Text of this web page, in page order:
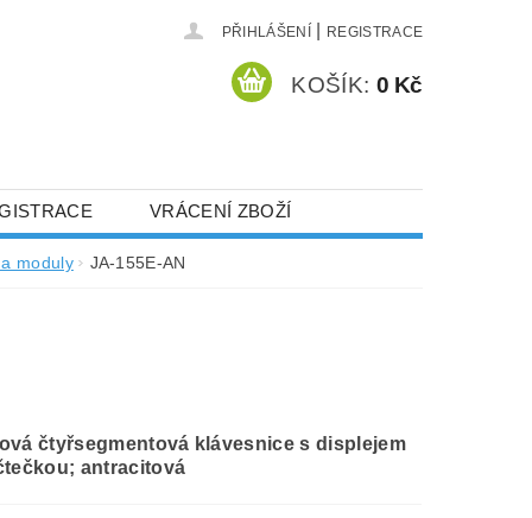
PŘIHLÁŠENÍ REGISTRACE
KOŠÍK: 0 Kč
VRÁCENÍ ZBOŽÍ
moduly JA-155E-AN
čtyřsegmentová klávesnice s displejem
antracitová